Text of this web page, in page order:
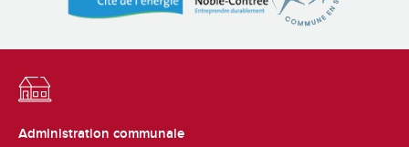
Administration communale